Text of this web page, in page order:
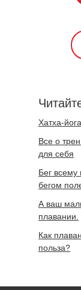
Хатха-
Все о
для себя
Бег всему
бегом
А ваш
плавании.
Как
польза?